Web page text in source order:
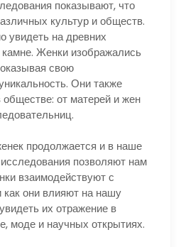
показывают, что
культур и обществ.
увидеть на древних
камне. Женки изображались
свою
Они также
обществе: от матерей и жен
продолжается и в наше
позволяют нам
взаимодействуют с
они влияют на нашу
их отражение в
моде и научных открытиях.